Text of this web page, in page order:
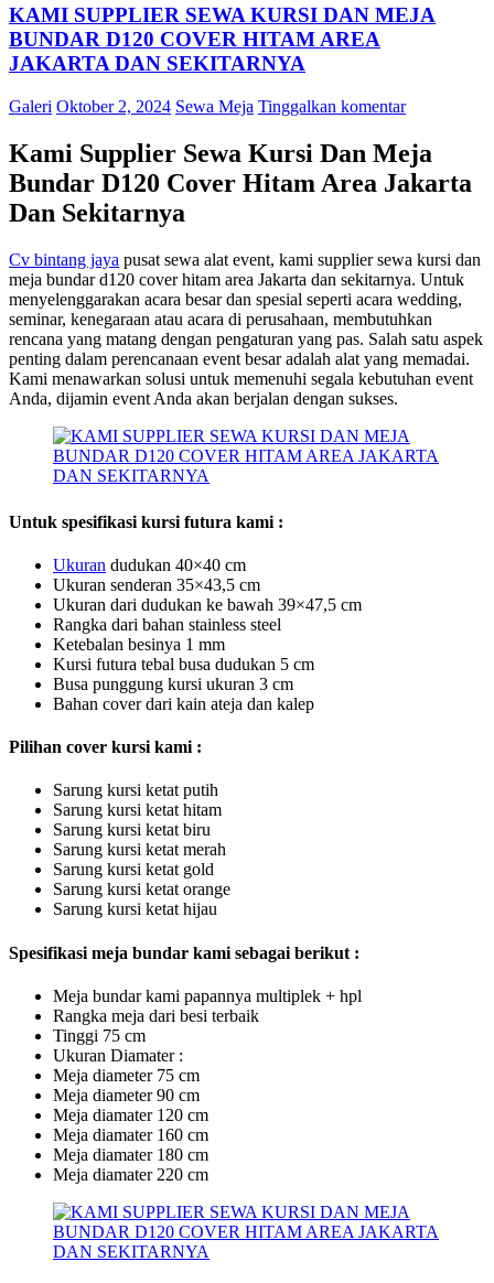
KAMI SUPPLIER SEWA KURSI DAN MEJA
BUNDAR D120 COVER HITAM AREA
JAKARTA DAN SEKITARNYA
Galeri Oktober 2, 2024 Sewa Meja Tinggalkan komentar
Kami Supplier Sewa Kursi Dan Meja
Bundar D120 Cover Hitam Area Jakarta
Dan Sekitarnya
Cv bintang jaya pusat sewa alat event, kami supplier sewa kursi dan
meja bundar d120 cover hitam area Jakarta dan sekitarnya. Untuk
menyelenggarakan acara besar dan spesial seperti acara wedding,
seminar, kenegaraan atau acara di perusahaan, membutuhkan
rencana yang matang dengan pengaturan yang pas. Salah satu aspek
penting dalam perencanaan event besar adalah alat yang memadai.
Kami menawarkan solusi untuk memenuhi segala kebutuhan event
Anda, dijamin event Anda akan berjalan dengan sukses.
Untuk spesifikasi kursi futura kami :
Ukuran dudukan 40×40 cm
Ukuran senderan 35×43,5 cm
Ukuran dari dudukan ke bawah 39×47,5 cm
Rangka dari bahan stainless steel
Ketebalan besinya 1 mm
Kursi futura tebal busa dudukan 5 cm
Busa punggung kursi ukuran 3 cm
Bahan cover dari kain ateja dan kalep
Pilihan cover kursi kami :
Sarung kursi ketat putih
Sarung kursi ketat hitam
Sarung kursi ketat biru
Sarung kursi ketat merah
Sarung kursi ketat gold
Sarung kursi ketat orange
Sarung kursi ketat hijau
Spesifikasi meja bundar kami sebagai berikut :
Meja bundar kami papannya multiplek + hpl
Rangka meja dari besi terbaik
Tinggi 75 cm
Ukuran Diamater :
Meja diameter 75 cm
Meja diameter 90 cm
Meja diamater 120 cm
Meja diamater 160 cm
Meja diamater 180 cm
Meja diamater 220 cm